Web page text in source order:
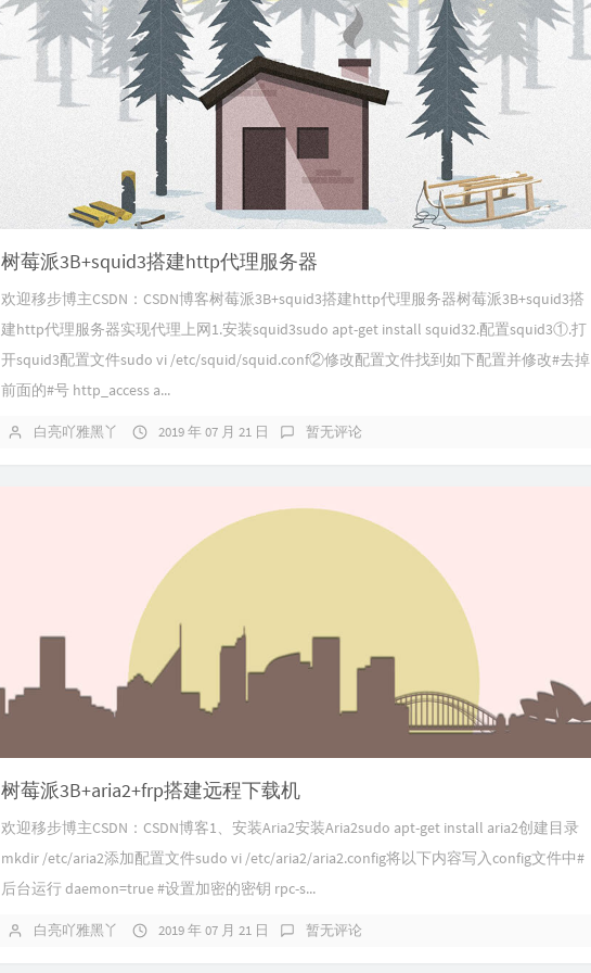
树莓派3B+squid3搭建http代理服务器
欢迎移步博主CSDN：CSDN博客树莓派3B+squid3搭建http代理服务器树莓派3B+squid3搭
建http代理服务器实现代理上网1.安装squid3sudo apt-get install squid32.配置squid3①.打
开squid3配置文件sudo vi /etc/squid/squid.conf②修改配置文件找到如下配置并修改#去掉
前面的#号 http_access a...
白亮吖雅黑丫 2019 年 07 月 21 日 暂无评论
树莓派3B+aria2+frp搭建远程下载机
欢迎移步博主CSDN：CSDN博客1、安装Aria2安装Aria2sudo apt-get install aria2创建目录
mkdir /etc/aria2添加配置文件sudo vi /etc/aria2/aria2.config将以下内容写入config文件中#
后台运行 daemon=true #设置加密的密钥 rpc-s...
白亮吖雅黑丫 2019 年 07 月 21 日 暂无评论